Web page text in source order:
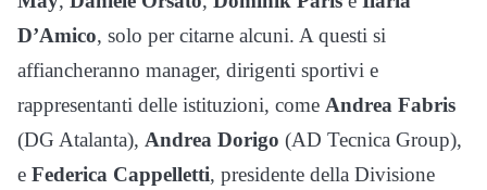
D’Amico, solo per citarne alcuni. A questi si
affiancheranno manager, dirigenti sportivi e
rappresentanti delle istituzioni, come Andrea Fabris
(DG Atalanta), Andrea Dorigo (AD Tecnica Group),
e Federica Cappelletti, presidente della Divisione